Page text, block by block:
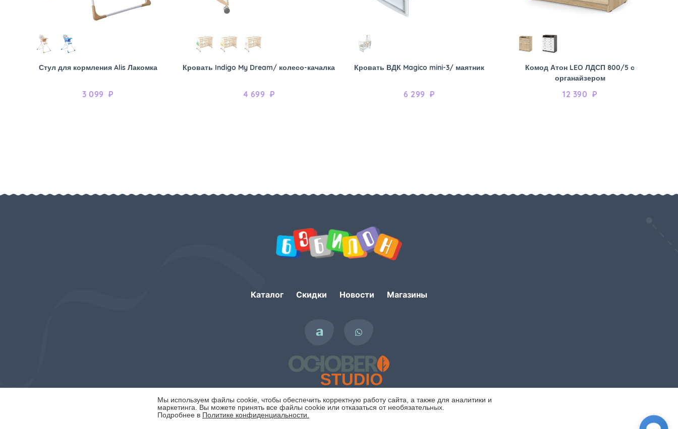
Мы используем файлы cookie, чтобы обеспечить корректную работу сайта, а также для аналитики и
маркетинга. Вы можете принять все файлы cookie или отказаться от необязательных.
Подробнее в Политике конфиденциальности.
Стул для кормления Alis Лакомка
3 099 ₽
Кровать Indigo My Dream/ колесо-качалка
4 699 ₽
Кровать ВДК Magico mini-3/ маятник
6 299 ₽
Комод Атон LEO ЛДСП 800/5 с
органайзером
12 390 ₽
Каталог Скидки Новости Магазины
Политика конфиденциальности